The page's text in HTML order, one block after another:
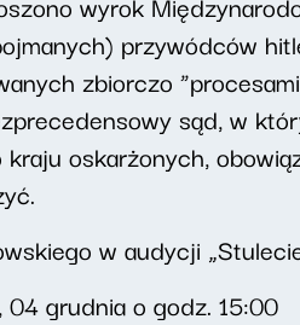
przywódców
zbiorczo
sąd, w
kraju oskarżonych,
w audycji
04 grudnia o godz. 15:00